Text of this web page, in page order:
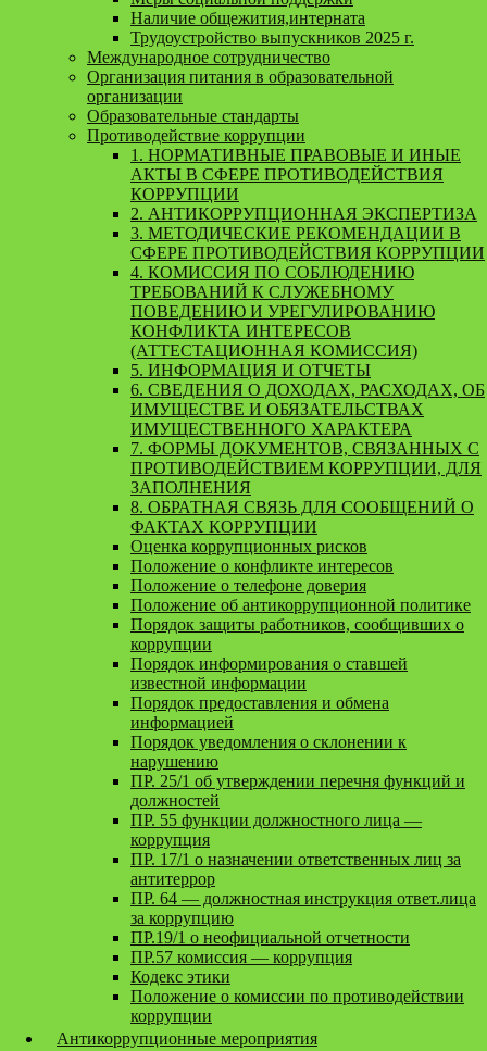
Наличие общежития,интерната
Трудоустройство выпускников 2025 г.
Международное сотрудничество
Организация питания в образовательной
организации
Образовательные стандарты
Противодействие коррупции
1. НОРМАТИВНЫЕ ПРАВОВЫЕ И ИНЫЕ
АКТЫ В СФЕРЕ ПРОТИВОДЕЙСТВИЯ
КОРРУПЦИИ
2. АНТИКОРРУПЦИОННАЯ ЭКСПЕРТИЗА
3. МЕТОДИЧЕСКИЕ РЕКОМЕНДАЦИИ В
СФЕРЕ ПРОТИВОДЕЙСТВИЯ КОРРУПЦИИ
4. КОМИССИЯ ПО СОБЛЮДЕНИЮ
ТРЕБОВАНИЙ К СЛУЖЕБНОМУ
ПОВЕДЕНИЮ И УРЕГУЛИРОВАНИЮ
КОНФЛИКТА ИНТЕРЕСОВ
(АТТЕСТАЦИОННАЯ КОМИССИЯ)
5. ИНФОРМАЦИЯ И ОТЧЕТЫ
6. СВЕДЕНИЯ О ДОХОДАХ, РАСХОДАХ, ОБ
ИМУЩЕСТВЕ И ОБЯЗАТЕЛЬСТВАХ
ИМУЩЕСТВЕННОГО ХАРАКТЕРА
7. ФОРМЫ ДОКУМЕНТОВ, СВЯЗАННЫХ С
ПРОТИВОДЕЙСТВИЕМ КОРРУПЦИИ, ДЛЯ
ЗАПОЛНЕНИЯ
8. ОБРАТНАЯ СВЯЗЬ ДЛЯ СООБЩЕНИЙ О
ФАКТАХ КОРРУПЦИИ
Оценка коррупционных рисков
Положение о конфликте интересов
Положение о телефоне доверия
Положение об антикоррупционной политике
Порядок защиты работников, сообщивших о
коррупции
Порядок информирования о ставшей
известной информации
Порядок предоставления и обмена
информацией
Порядок уведомления о склонении к
нарушению
ПР. 25/1 об утверждении перечня функций и
должностей
ПР. 55 функции должностного лица —
коррупция
ПР. 17/1 о назначении ответственных лиц за
антитеррор
ПР. 64 — должностная инструкция ответ.лица
за коррупцию
ПР.19/1 о неофициальной отчетности
ПР.57 комиссия — коррупция
Кодекс этики
Положение о комиссии по противодействии
коррупции
Антикоррупционные мероприятия